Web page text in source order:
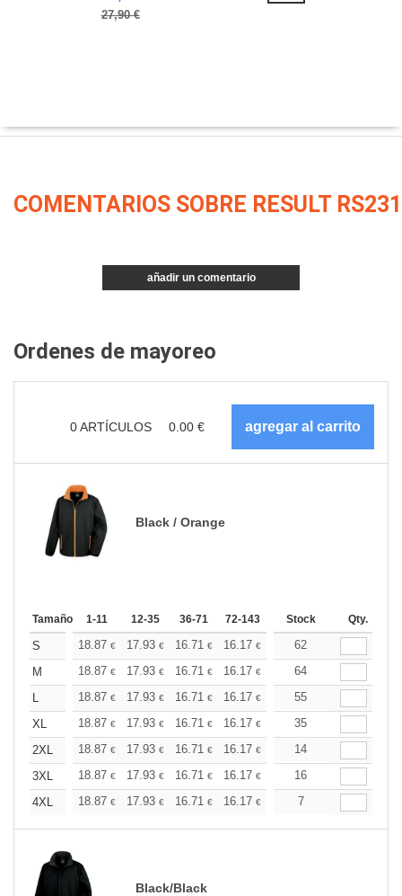
27,90 €
COMENTARIOS SOBRE RESULT RS231
añadir un comentario
Ordenes de mayoreo
0ARTÍCULOS 0.00 €
Black / Orange
Tamaño 1-11 12-35 36-71 72-143 144-287 288 +
Stock Qty.
S 18.87 € 17.93 € 16.71 € 16.17 € 15.37€
62
M
18.87 € 17.93 € 16.71 € 16.17 € 15.37€
64
L
18.87 € 17.93 € 16.71 € 16.17 € 15.37€
55
XL
18.87 € 17.93 € 16.71 € 16.17 € 15.37€
35
2XL
18.87 € 17.93 € 16.71 € 16.17 € 15.37€
14
3XL
18.87 € 17.93 € 16.71 € 16.17 € 15.37€
16
4XL
18.87 € 17.93 € 16.71 € 16.17 € 15.37
7
Black/Black